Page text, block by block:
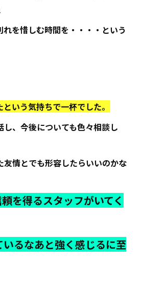
を惜しむ時間を・・・・という
いう気持ちで一杯でした。
、今後についても色々相談し
友情とでも形容したらいいのかな
を得るスタッフがいてく
いるなあと強く感じるに至